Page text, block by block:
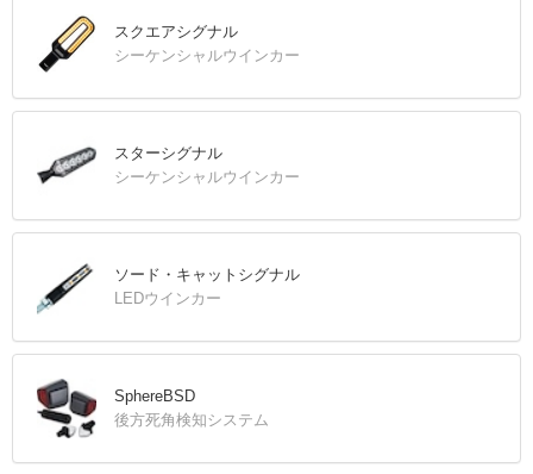
スクエアシグナル
シーケンシャルウインカー
スターシグナル
シーケンシャルウインカー
ソード・キャットシグナル
LEDウインカー
SphereBSD
後方死角検知システム